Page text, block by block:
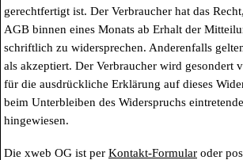
gerechtfertigt ist. Der Verbraucher hat das
AGB binnen eines Monats ab Erhalt der
schriftlich zu widersprechen. Anderenfalls
als akzeptiert. Der Verbraucher wird gesondert
für die ausdrückliche Erklärung auf dieses
beim Unterbleiben des Widerspruchs
hingewiesen.
Die xweb OG ist per Kontakt-Formular oder